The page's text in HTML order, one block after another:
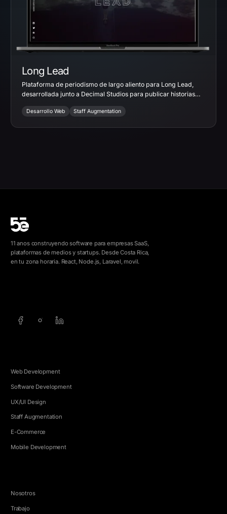
Long Lead
Plataforma de periodismo de largo aliento para Long Lead,
desarrollada junto a Decimal Studios para publicar historias
Desarrollo Web Staff Augmentation
11 anos construyendo software para empresas SaaS,
plataformas de medios y startups. Desde Costa Rica,
en tu zona horaria. React, Node.js, Laravel, movil.
Web Development
Software Development
UX/UI Design
Staff Augmentation
E-Commerce
Mobile Development
Nosotros
Trabajo